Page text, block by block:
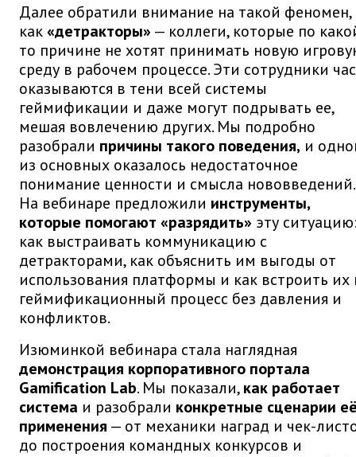
Далее обратили внимание на такой феномен,
как«детракторы» — коллеги, которые по
то причине не хотят принимать новую
среду в рабочем процессе. Эти сотрудники
оказываются в тени всей системы
геймификации и даже могут подрывать ее,
мешая вовлечению других. Мы подробно
разобрали причины такого поведения, и
из основных оказалось недостаточное
понимание ценности и смысла нововведений.
На вебинаре предложили инструменты,
которые помогают «разрядить» эту
как выстраивать коммуникацию с
детракторами, как объяснить им выгоды от
использования платформы и как встроить их
геймификационный процесс без давления и
конфликтов.
Изюминкой вебинара стала наглядная
демонстрация корпоративного портала
Gamification Lab. Мы показали,как работает
система и разобрали конкретные сценарии
применения — от механики наград и чек-
до построения командных конкурсов и